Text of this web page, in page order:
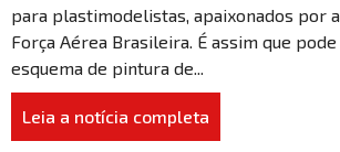
para plastimodelistas, apaixonados por
Força Aérea Brasileira. É assim que
esquema de pintura de...
Leia a notícia completa